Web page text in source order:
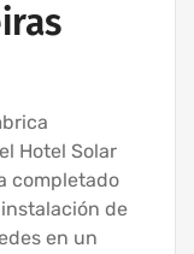
Hotel Solar
completado
de
en un